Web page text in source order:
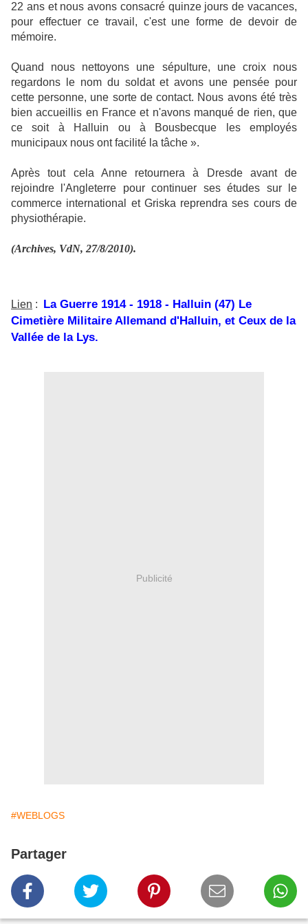
22 ans et nous avons consacré quinze jours de vacances,
pour effectuer ce travail, c'est une forme de devoir de
mémoire.
Quand nous nettoyons une sépulture, une croix nous
regardons le nom du soldat et avons une pensée pour
cette personne, une sorte de contact. Nous avons été très
bien accueillis en France et n'avons manqué de rien, que
ce soit à Halluin ou à Bousbecque les employés
municipaux nous ont facilité la tâche ».
Après tout cela Anne retournera à Dresde avant de
rejoindre l'Angleterre pour continuer ses études sur le
commerce international et Griska reprendra ses cours de
physiothérapie.
(Archives, VdN, 27/8/2010).
Lien : La Guerre 1914 - 1918 - Halluin (47) Le
Cimetière Militaire Allemand d'Halluin, et Ceux de la
Vallée de la Lys.
Publicité
#WEBLOGS
Partager